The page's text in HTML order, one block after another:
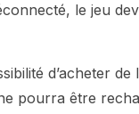
le jeu
d’acheter
pourra être